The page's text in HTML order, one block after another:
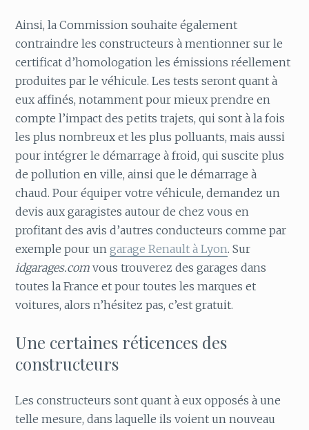
Ainsi, la Commission souhaite également
contraindre les constructeurs à mentionner sur le
certificat d’homologation les émissions réellement
produites par le véhicule. Les tests seront quant à
eux affinés, notamment pour mieux prendre en
compte l’impact des petits trajets, qui sont à la fois
les plus nombreux et les plus polluants, mais aussi
pour intégrer le démarrage à froid, qui suscite plus
de pollution en ville, ainsi que le démarrage à
chaud. Pour équiper votre véhicule, demandez un
devis aux garagistes autour de chez vous en
profitant des avis d’autres conducteurs comme par
exemple pour ungarage Renault à Lyon. Sur
idgarages.com vous trouverez des garages dans
toutes la France et pour toutes les marques et
voitures, alors n’hésitez pas, c’est gratuit.
Une certaines réticences des
constructeurs
Les constructeurs sont quant à eux opposés à une
telle mesure, dans laquelle ils voient un nouveau